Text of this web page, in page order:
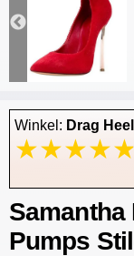
Winkel: Drag
Samantha
Pumps